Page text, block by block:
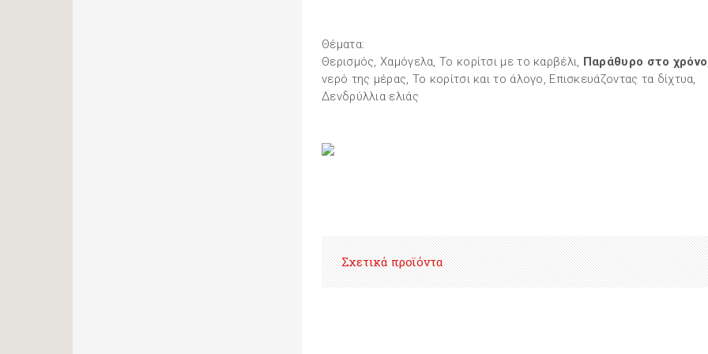
Θέματα:
Θερισμός, Χαμόγελα, Το κορίτσι με το καρβέλι, Παράθυρο στο χρόνο
νερό της μέρας, Το κορίτσι και το άλογο, Επισκευάζοντας τα δίχτυα,
Δενδρύλλια ελιάς
Σχετικά προϊόντα